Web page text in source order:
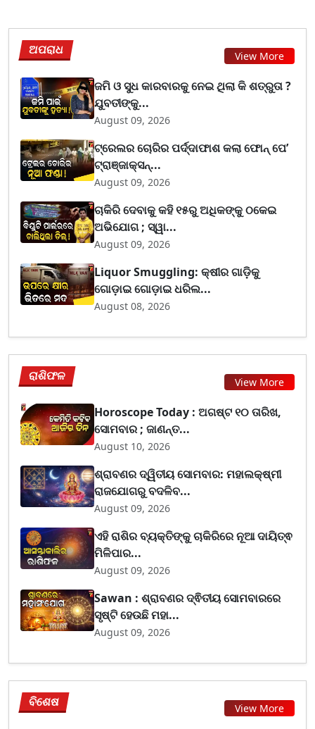
ଅପରାଧ View More
ଜମି ଓ ସୁଧ କାରବାରକୁ ନେଇ ଥିଲା କି ଶତ୍ରୁତା ?
ଯୁବତୀଙ୍କୁ...
August 09, 2026
ଟ୍ରେଲର ଚୋରିର ପର୍ଦ୍ଦାଫାଶ କଲା ଫୋନ୍ ପେ’
ଟ୍ରାଞ୍ଜାକ୍ସନ୍...
August 09, 2026
ଚାକିରି ଦେବାକୁ କହି ୧୫ରୁ ଅଧିକଙ୍କୁ ଠକେଇ
ଅଭିଯୋଗ ; ସ୍ୱା...
August 09, 2026
Liquor Smuggling: କ୍ଷୀର ଗାଡ଼ିକୁ
ଗୋଡ଼ାଇ ଗୋଡ଼ାଇ ଧରିଲ...
August 08, 2026
ରାଶିଫଳ View More
Horoscope Today : ଅଗଷ୍ଟ ୧୦ ତାରିଖ,
ସୋମବାର ; ଜାଣନ୍ତ...
August 10, 2026
ଶ୍ରାବଣର ଦ୍ୱିତୀୟ ସୋମବାର: ମହାଲକ୍ଷ୍ମୀ
ରାଜଯୋଗରୁ ବଦଳିବ...
August 09, 2026
ଏହି ରାଶିର ବ୍ୟକ୍ତିଙ୍କୁ ଚାକିରିରେ ନୂଆ ଦାୟିତ୍ଵ
ମିଳିପାର...
August 09, 2026
Sawan : ଶ୍ରାବଣର ଦ୍ଵିତୀୟ ସୋମବାରରେ
ସୃଷ୍ଟି ହେଉଛି ମହା...
August 09, 2026
ବିଶେଷ View More